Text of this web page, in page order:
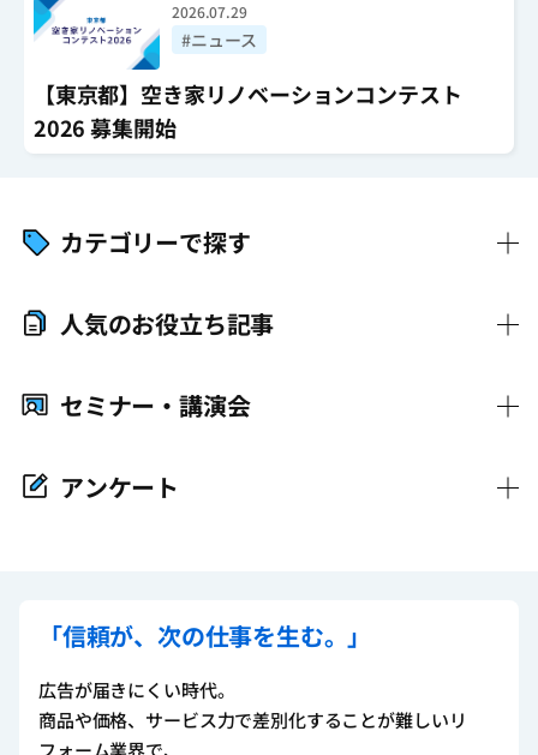
2026.07.29
【東京都】空き家リノベーションコンテスト
2026 募集開始
#ニュース
カテゴリーで探す
人気のお役立ち記事
セミナー・講演会
アンケート
「信頼が、次の仕事を生む。」
広告が届きにくい時代。
商品や価格、サービス力で差別化することが難しいリ
フォーム業界で、